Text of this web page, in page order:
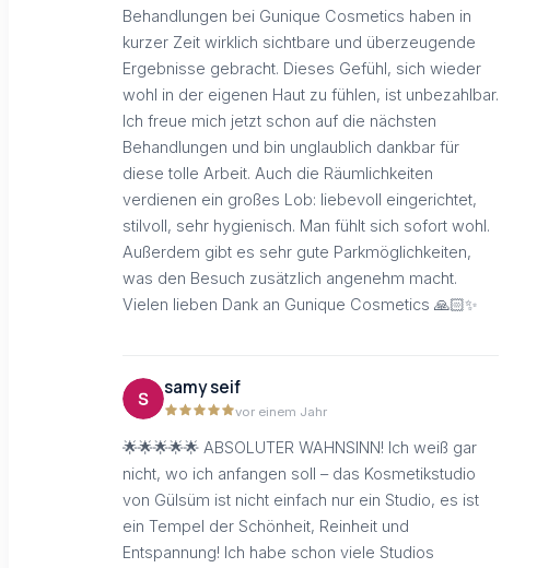
Behandlungen bei Gunique Cosmetics haben in
kurzer Zeit wirklich sichtbare und überzeugende
Ergebnisse gebracht. Dieses Gefühl, sich wieder
wohl in der eigenen Haut zu fühlen, ist unbezahlbar.
Ich freue mich jetzt schon auf die nächsten
Behandlungen und bin unglaublich dankbar für
diese tolle Arbeit. Auch die Räumlichkeiten
verdienen ein großes Lob: liebevoll eingerichtet,
stilvoll, sehr hygienisch. Man fühlt sich sofort wohl.
Außerdem gibt es sehr gute Parkmöglichkeiten,
was den Besuch zusätzlich angenehm macht.
Vielen lieben Dank an Gunique Cosmetics 🙏🏻✨
samy seif
vor einem Jahr
🌟🌟🌟🌟🌟 ABSOLUTER WAHNSINN! Ich weiß gar
nicht, wo ich anfangen soll – das Kosmetikstudio
von Gülsüm ist nicht einfach nur ein Studio, es ist
ein Tempel der Schönheit, Reinheit und
Entspannung! Ich habe schon viele Studios